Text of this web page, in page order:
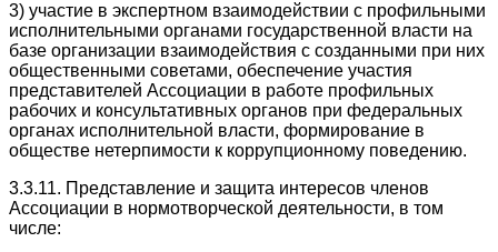
3) участие в экспертном взаимодействии с профильными
исполнительными органами государственной власти на
базе организации взаимодействия с созданными при них
общественными советами, обеспечение участия
представителей Ассоциации в работе профильных
рабочих и консультативных органов при федеральных
органах исполнительной власти, формирование в
обществе нетерпимости к коррупционному поведению.
3.3.11. Представление и защита интересов членов
Ассоциации в нормотворческой деятельности, в том
числе: